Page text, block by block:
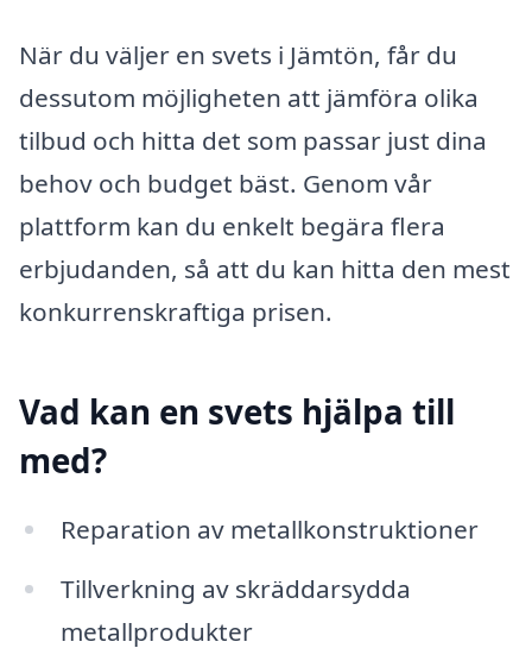
När du väljer en svets i Jämtön, får du
dessutom möjligheten att jämföra olika
tilbud och hitta det som passar just dina
behov och budget bäst. Genom vår
plattform kan du enkelt begära flera
erbjudanden, så att du kan hitta den mest
konkurrenskraftiga prisen.
Vad kan en svets hjälpa till
med?
Reparation av metallkonstruktioner
Tillverkning av skräddarsydda
metallprodukter